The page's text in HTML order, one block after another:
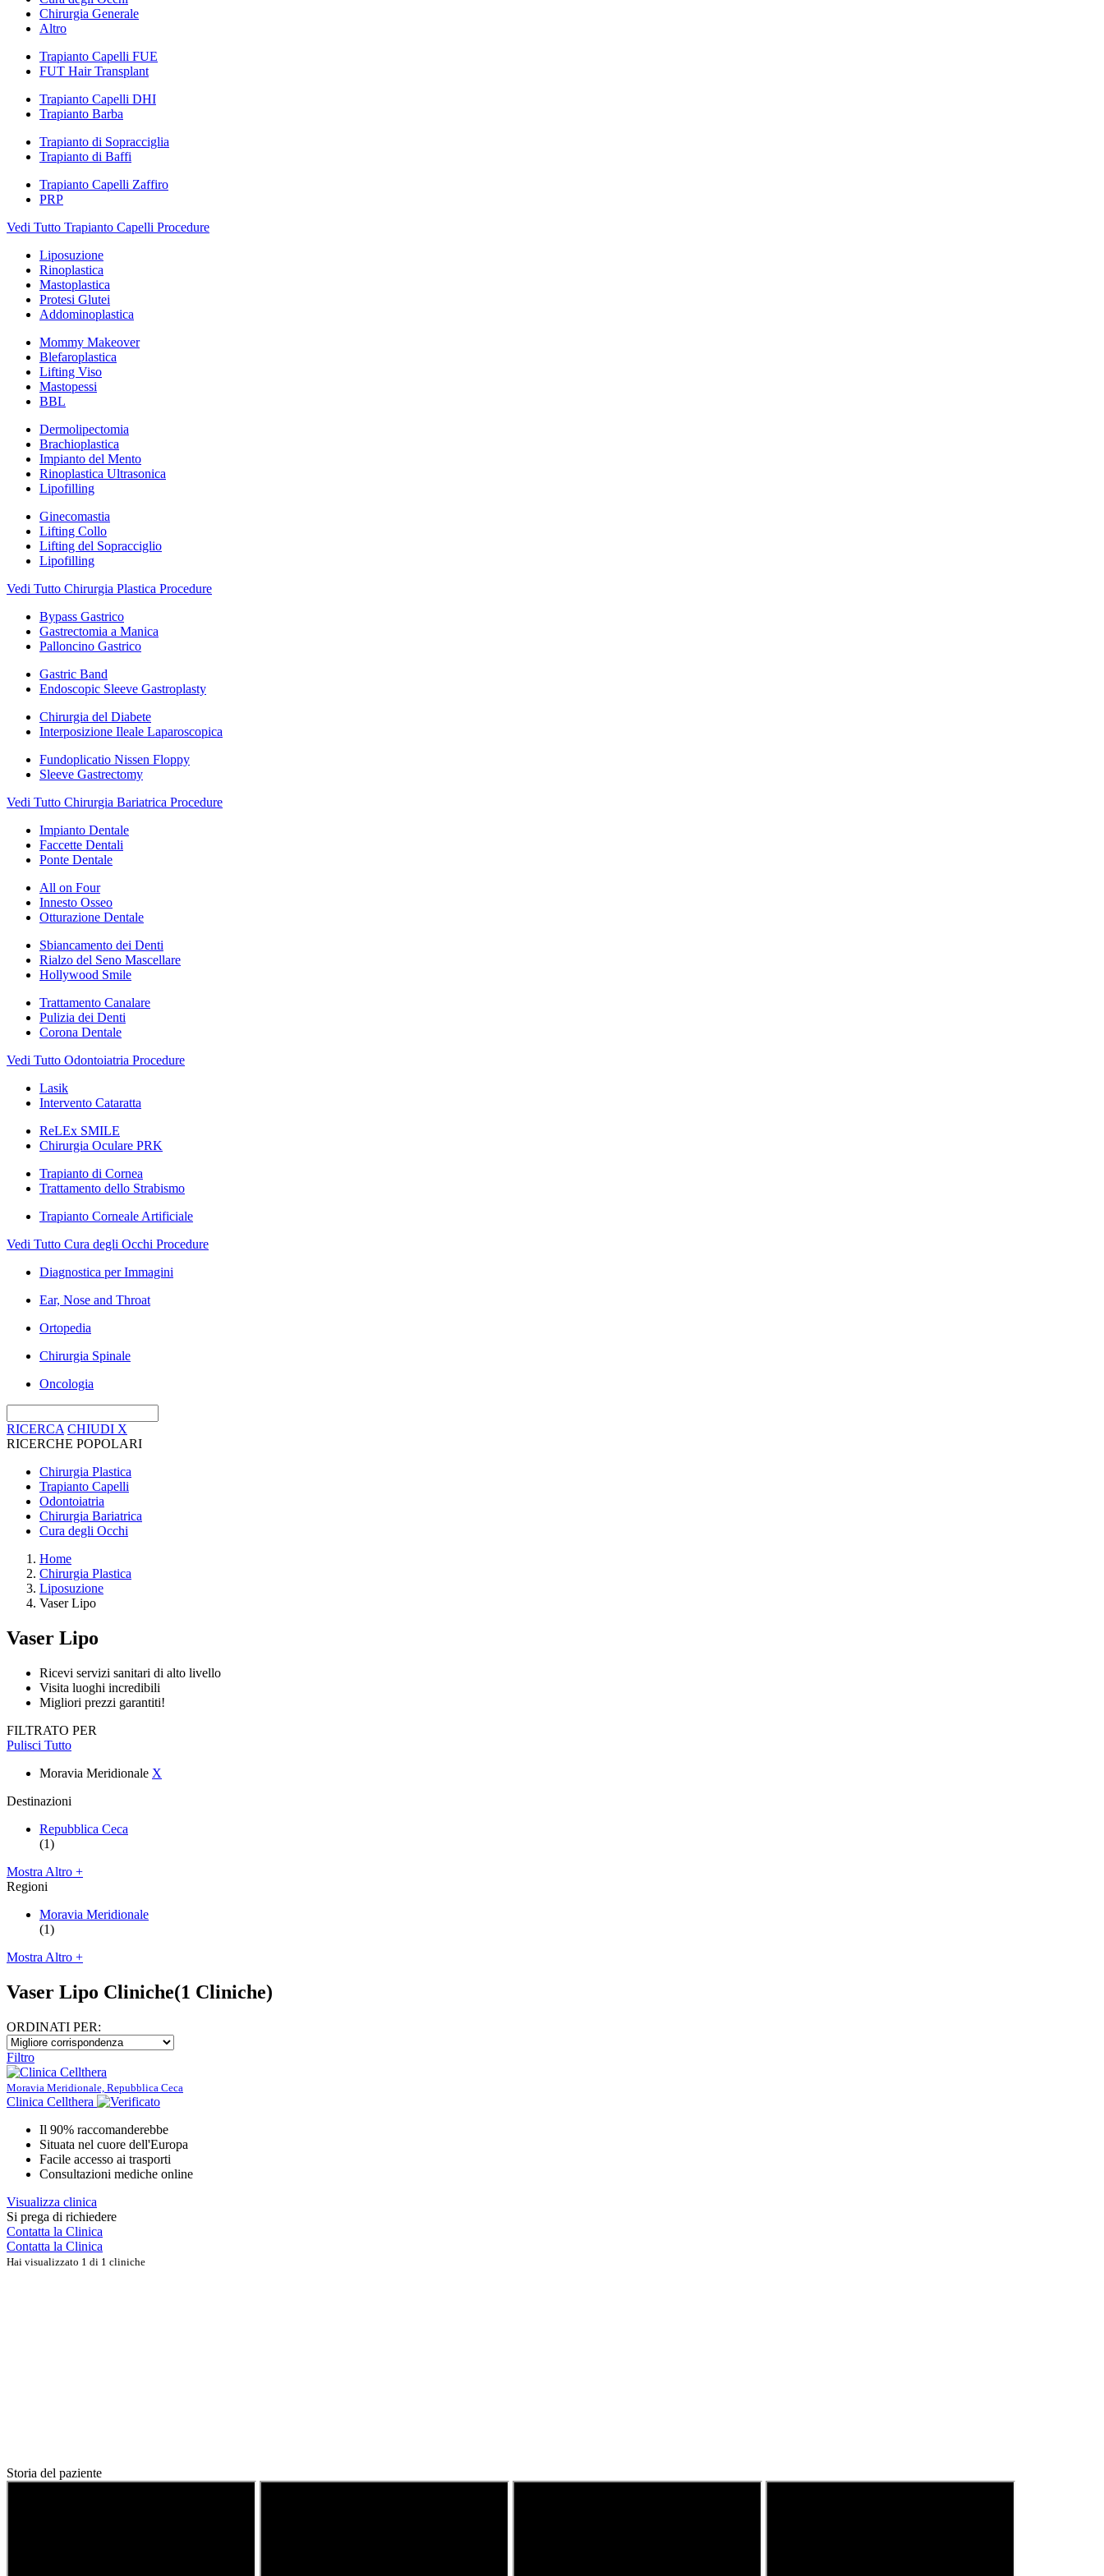
Chirurgia Generale
Altro
Trapianto Capelli FUE
FUT Hair Transplant
Trapianto Capelli DHI
Trapianto Barba
Trapianto di Sopracciglia
Trapianto di Baffi
Trapianto Capelli Zaffiro
PRP
Vedi Tutto Trapianto Capelli Procedure
Liposuzione
Rinoplastica
Mastoplastica
Protesi Glutei
Addominoplastica
Mommy Makeover
Blefaroplastica
Lifting Viso
Mastopessi
BBL
Dermolipectomia
Brachioplastica
Impianto del Mento
Rinoplastica Ultrasonica
Lipofilling
Ginecomastia
Lifting Collo
Lifting del Sopracciglio
Lipofilling
Vedi Tutto Chirurgia Plastica Procedure
Bypass Gastrico
Gastrectomia a Manica
Palloncino Gastrico
Gastric Band
Endoscopic Sleeve Gastroplasty
Chirurgia del Diabete
Interposizione Ileale Laparoscopica
Fundoplicatio Nissen Floppy
Sleeve Gastrectomy
Vedi Tutto Chirurgia Bariatrica Procedure
Impianto Dentale
Faccette Dentali
Ponte Dentale
All on Four
Innesto Osseo
Otturazione Dentale
Sbiancamento dei Denti
Rialzo del Seno Mascellare
Hollywood Smile
Trattamento Canalare
Pulizia dei Denti
Corona Dentale
Vedi Tutto Odontoiatria Procedure
Lasik
Intervento Cataratta
ReLEx SMILE
Chirurgia Oculare PRK
Trapianto di Cornea
Trattamento dello Strabismo
Trapianto Corneale Artificiale
Vedi Tutto Cura degli Occhi Procedure
Diagnostica per Immagini
Ear, Nose and Throat
Ortopedia
Chirurgia Spinale
Oncologia
RICERCA CHIUDI X
RICERCHE POPOLARI
Chirurgia Plastica
Trapianto Capelli
Odontoiatria
Chirurgia Bariatrica
Cura degli Occhi
Home
Chirurgia Plastica
Liposuzione
Vaser Lipo
Vaser Lipo
Ricevi servizi sanitari di alto livello
Visita luoghi incredibili
Migliori prezzi garantiti!
FILTRATO PER
Pulisci Tutto
Moravia Meridionale X
Destinazioni
Repubblica Ceca
(1)
Mostra Altro +
Regioni
Moravia Meridionale
(1)
Mostra Altro +
Vaser Lipo Cliniche(1 Cliniche)
ORDINATI PER:
Filtro
Moravia Meridionale, Repubblica Ceca
Clinica Cellthera
Il 90% raccomanderebbe
Situata nel cuore dell'Europa
Facile accesso ai trasporti
Consultazioni mediche online
Visualizza clinica
Si prega di richiedere
Contatta la Clinica
Contatta la Clinica
Hai visualizzato 1 di 1 cliniche
Storia del paziente